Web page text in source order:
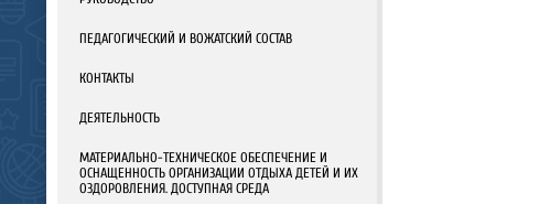
ПЕДАГОГИЧЕСКИЙ И ВОЖАТСКИЙ СОСТАВ
КОНТАКТЫ
ДЕЯТЕЛЬНОСТЬ
МАТЕРИАЛЬНО-ТЕХНИЧЕСКОЕ ОБЕСПЕЧЕНИЕ И
ОСНАЩЕННОСТЬ ОРГАНИЗАЦИИ ОТДЫХА ДЕТЕЙ И ИХ
ОЗДОРОВЛЕНИЯ. ДОСТУПНАЯ СРЕДА